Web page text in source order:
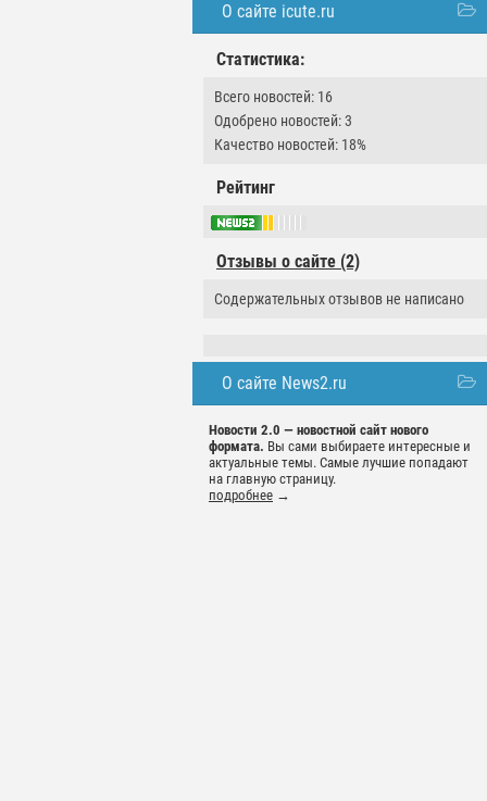
О сайте icute.ru
Статистика:
Всего новостей: 16
Одобрено новостей: 3
Качество новостей: 18%
Рейтинг
Отзывы о сайте (2)
Содержательных отзывов не написано
О сайте News2.ru
Новости 2.0 — новостной сайт нового
формата. Вы сами выбираете интересные и
актуальные темы. Самые лучшие попадают
на главную страницу.
подробнее →